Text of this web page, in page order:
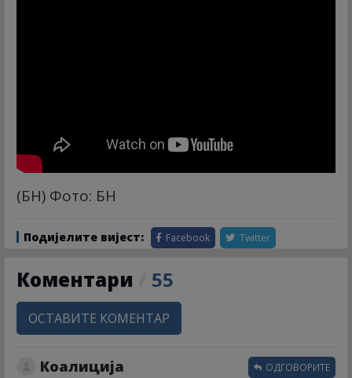
(БН) Фото: БН
Подијелите вијест: Facebook Twitter
Коментари 55
ОСТАВИТЕ КОМЕНТАР
Коалиција ОДГОВОРИТЕ